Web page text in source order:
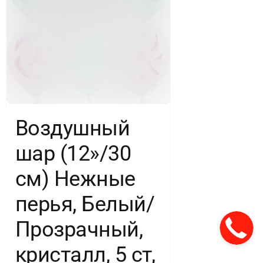
Воздушный
шар (12»/30
см) Нежные
перья, Белый/
Прозрачный,
кристалл, 5 ст,